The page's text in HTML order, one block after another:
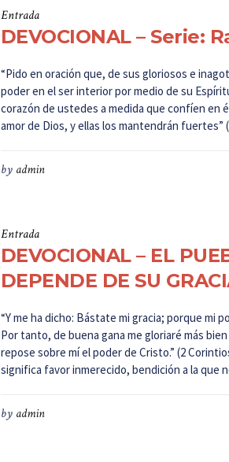
Entrada
DEVOCIONAL – Serie:
“Pido en oración que, de sus gloriosos e
poder en el ser interior por medio de su
corazón de ustedes a medida que confíen en
amor de Dios, y ellas los mantendrán fuertes”
by admin
Entrada
DEVOCIONAL – EL
DEPENDE DE SU
“Y me ha dicho: Bástate mi gracia; porque mi
Por tanto, de buena gana me gloriaré más
repose sobre mí el poder de Cristo.” (2
significa favor inmerecido, bendición a la que
by admin